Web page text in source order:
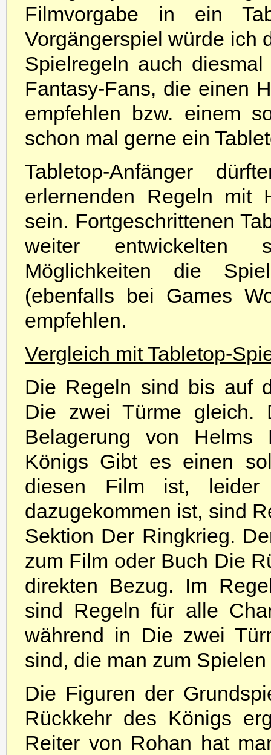
Filmvorgabe in ein
Vorgängerspiel würde ich
Spielregeln auch
Fantasy-Fans, die einen
empfehlen bzw. einem
schon mal gerne ein
Tabletop-Anfänger
erlernenden Regeln mit
sein. Fortgeschrittenen
weiter entwickelten
Möglichkeiten die
(ebenfalls bei Games
empfehlen.
Vergleich mit Tabletop-
Die Regeln sind bis auf
Die zwei Türme
Belagerung von Helms
Königs Gibt es einen
diesen Film ist,
dazugekommen ist, sind
Sektion Der Ringkrieg.
zum Film oder Buch Die
direkten Bezug. Im
sind Regeln für alle
während in Die zwei
sind, die man zum
Die Figuren der
Rückkehr des Königs
Reiter von Rohan hat